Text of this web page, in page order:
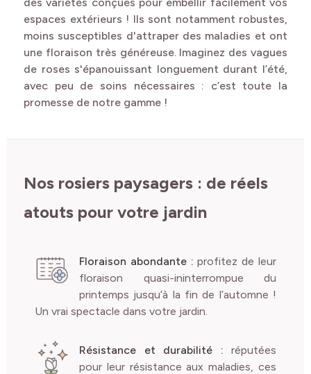
espaces extérieurs ! Ils sont notamment robustes,
moins susceptibles d'attraper des maladies et ont
une floraison très généreuse. Imaginez des vagues
de roses s'épanouissant longuement durant l’été,
avec peu de soins nécessaires : c’est toute la
promesse de notre gamme !
Nos rosiers paysagers : de réels
atouts pour votre jardin
Floraison abondante:profitez de leur
floraison quasi-ininterrompue du
printemps jusqu’à la fin de l’automne !
Un vrai spectacle dans votre jardin.
Résistance et durabilité : réputées
pour leur résistance aux maladies, ces